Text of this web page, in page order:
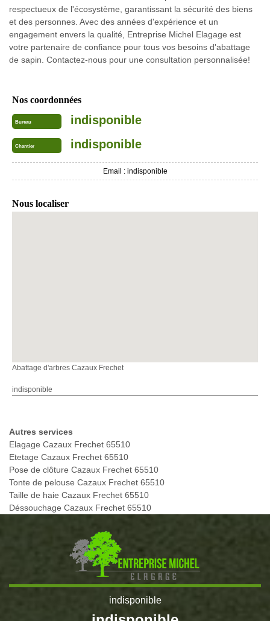
respectueux de l'écosystème, garantissant la sécurité des biens
et des personnes. Avec des années d'expérience et un
engagement envers la qualité, Entreprise Michel Elagage est
votre partenaire de confiance pour tous vos besoins d'abattage
de sapin. Contactez-nous pour une consultation personnalisée!
Nos coordonnées
Bureau indisponible
Chantier indisponible
Email : indisponible
Nous localiser
Abattage d'arbres Cazaux Frechet
indisponible
Autres services
Elagage Cazaux Frechet 65510
Etetage Cazaux Frechet 65510
Pose de clôture Cazaux Frechet 65510
Tonte de pelouse Cazaux Frechet 65510
Taille de haie Cazaux Frechet 65510
Déssouchage Cazaux Frechet 65510
indisponible